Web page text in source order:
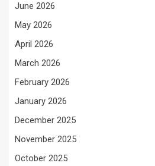
June 2026
May 2026
April 2026
March 2026
February 2026
January 2026
December 2025
November 2025
October 2025